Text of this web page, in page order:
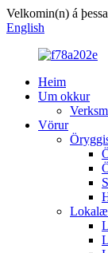
Velkomin(n) á
English
Heim
Um okkur
Vörur